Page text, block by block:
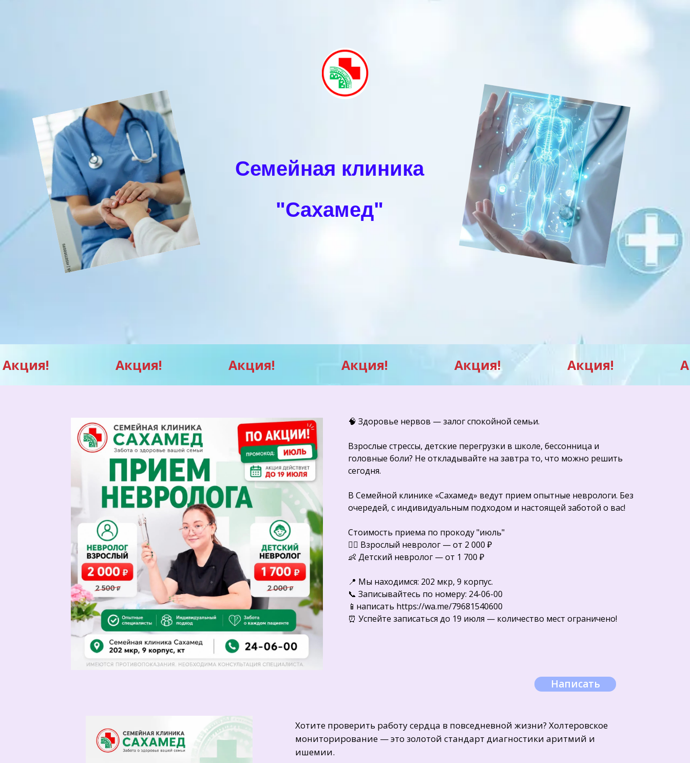
Семейная клиника
"Сахамед"
Tilda Publishing
Акция! Акция!
Акция!
Акция!
Акция! Акция!
Написать
Хотите проверить работу сердца в повседневной жизни? Холтеровское
мониторирование — это золотой стандарт диагностики аритмий и
ишемии.
🧠 Здоровье нервов — залог спокойной семьи.
Взрослые стрессы, детские перегрузки в школе, бессонница и
головные боли? Не откладывайте на завтра то, что можно решить
сегодня.
В Семейной клинике «Сахамед» ведут прием опытные неврологи. Без
очередей, с индивидуальным подходом и настоящей заботой о вас!
Стоимость приема по прокоду "июль"
👨‍⚕️ Взрослый невролог — от 2 000 ₽
👶 Детский невролог — от 1 700 ₽
📍 Мы находимся: 202 мкр, 9 корпус.
📞 Записывайтесь по номеру: 24-06-00
📱написать https://wa.me/79681540600
⏰ Успейте записаться до 19 июля — количество мест ограничено!